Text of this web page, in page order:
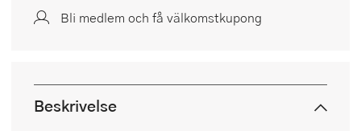
Bli medlem och få välkomstkupong
Beskrivelse